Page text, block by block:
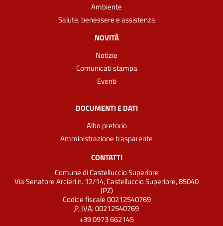
Ambiente
Salute, benessere e assistenza
NOVITÀ
Notizie
Comunicati stampa
Eventi
DOCUMENTI E DATI
Albo pretorio
Amministrazione trasparente
CONTATTI
Comune di Castelluccio Superiore
Via Senatore Arcieri n. 12/14, Castelluccio Superiore, 85040
(PZ)
Codice fiscale 00212540769
P. IVA:00212540769
+39 0973 662145